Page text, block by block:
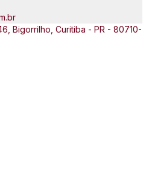
Bigorrilho, Curitiba - PR - 80710-